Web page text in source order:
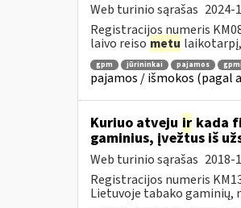
Web turinio sąrašas 2024-
Registracijos numeris
laivo reiso metu
gpm jūrininkai pajamos
pajamos / išmokos (pagal
Kuriuo atveju irkada
gaminius, įvežtus iš
Web turinio sąrašas 2018-
Registracijos numeris
Lietuvoje tabako gaminių,